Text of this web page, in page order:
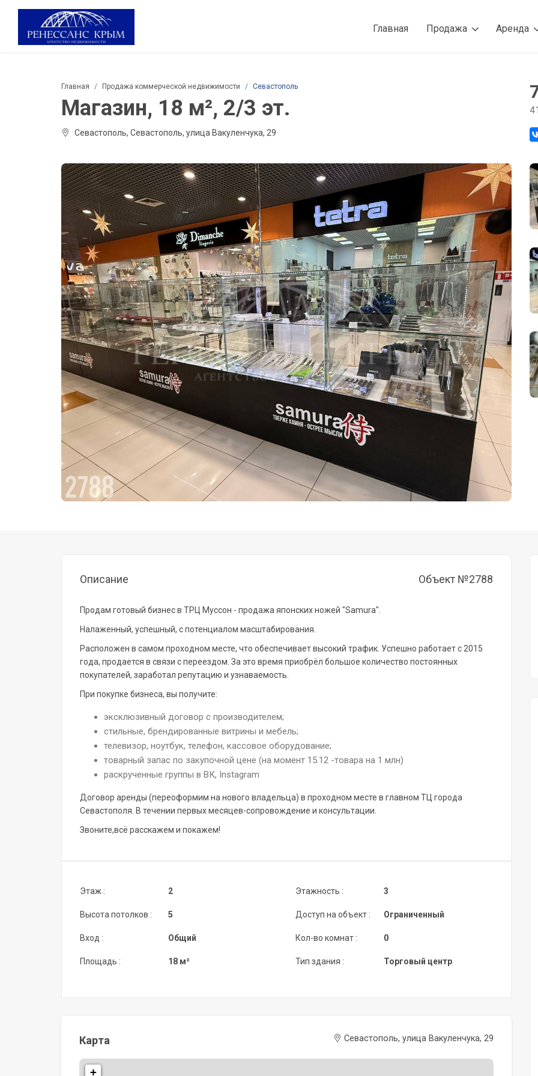
Главная Продажа Аренда
Главная Продажа коммерческой недвижимости Севастополь
Магазин, 18 м², 2/3 эт.
Севастополь, Севастополь, улица Вакуленчука, 29
Описание Объект №2788
Продам готовый бизнес в ТРЦ Муссон - продажа японских ножей "Samura".
Налаженный, успешный, с потенциалом масштабирования.
Расположен в самом проходном месте, что обеспечивает высокий трафик. Успешно работает с 2015
года, продается в связи с переездом. За это время приобрёл большое количество постоянных
покупателей, заработал репутацию и узнаваемость.
При покупке бизнеса, вы получите:
эксклюзивный договор с производителем;
стильные, брендированные витрины и мебель;
телевизор, ноутбук, телефон, кассовое оборудование;
товарный запас по закупочной цене (на момент 15.12 -товара на 1 млн)
раскрученные группы в ВК, Instagram
Договор аренды (переоформим на нового владельца) в проходном месте в главном ТЦ города
Севастополя. В течении первых месяцев-сопровождение и консультации.
Звоните,всё расскажем и покажем!
Этаж :
Высота потолков :
Вход :
Площадь :
2
5
Общий
18 м²
Этажность :
Доступ на объект :
Кол-во комнат :
Тип здания :
3
Ограниченный
0
Торговый центр
Карта Севастополь, улица Вакуленчука, 29
+